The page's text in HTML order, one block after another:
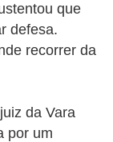
que
defesa.
recorrer da
da Vara
por um